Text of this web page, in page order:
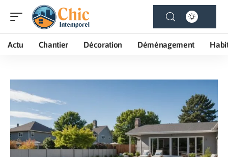
Actu Chantier Décoration Déménagement